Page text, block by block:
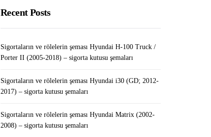
Sigortaların ve rölelerin şeması
WordPress’te RSS Site Haritası Nasıl
Recent Posts
Sigortaların ve rölelerin şeması Hyundai H-100 Truck /
Porter II (2005-2018) – sigorta kutusu şemaları
Sigortaların ve rölelerin şeması Hyundai i30 (GD; 2012-
2017) – sigorta kutusu şemaları
Sigortaların ve rölelerin şeması Hyundai Matrix (2002-
2008) – sigorta kutusu şemaları